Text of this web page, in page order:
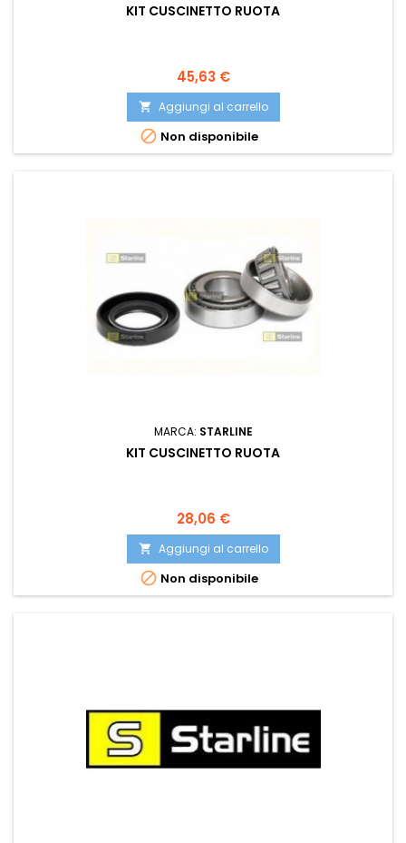
KIT CUSCINETTO RUOTA
Prezzo
45,63 €
 Aggiungi al carrello
 Non disponibile
MARCA: STARLINE
KIT CUSCINETTO RUOTA
Prezzo
28,06 €
 Aggiungi al carrello
 Non disponibile